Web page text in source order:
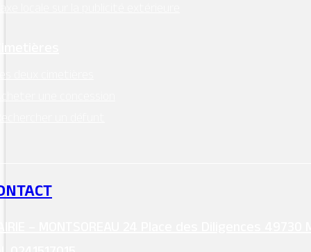
locale sur la publicité extérieure
deux cimetières
une concession
un défunt
– MONTSOREAU 24 Place des Diligences
lundi, mardi, jeudi, vendredi : 9h00 – 12h30